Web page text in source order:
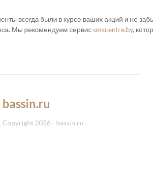
всегда были в курсе ваших акций и не
Мы рекомендуем сервисsmscentre.by,
bassin.ru
Copyright 2026 - bassin.ru